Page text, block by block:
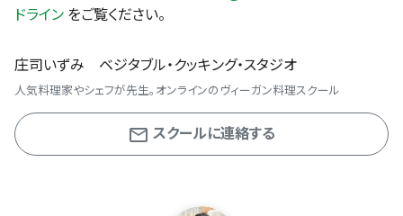
ドライン をご覧ください。
庄司いずみ ベジタブル・クッキング・スタジオ
人気料理家やシェフが先生。オンラインのヴィーガン料理スクール
スクールに連絡する